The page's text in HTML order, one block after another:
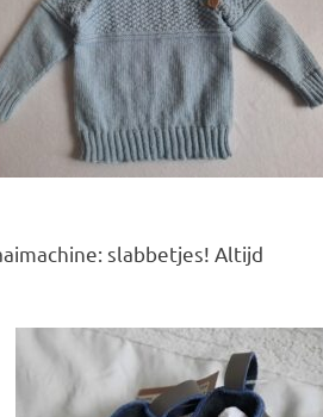
slabbetjes! Altijd